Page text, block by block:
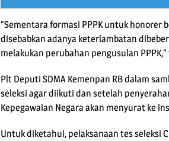
“Sementara formasi PPPK untuk honorer
disebabkan adanya keterlambatan
melakukan perubahan pengusulan
Plt Deputi SDMA Kemenpan RB dalam
seleksi agar diikuti dan setelah
Kepegawaian Negara akan menyurat ke
Untuk diketahui, pelaksanaan tes seleksi